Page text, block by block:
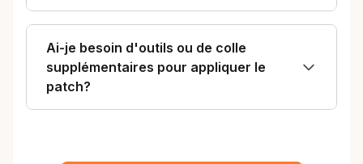
Ai-je besoin d'outils ou de colle
supplémentaires pour appliquer le
patch?